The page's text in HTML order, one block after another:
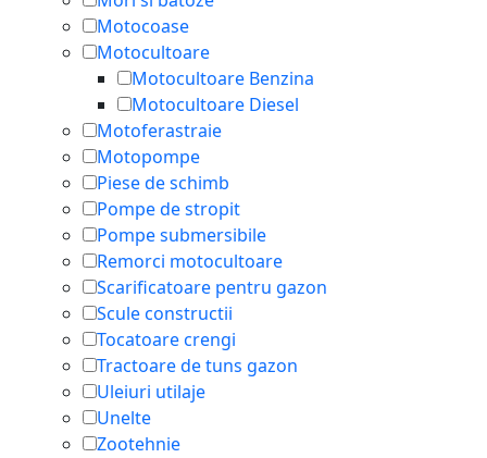
Motocoase
Motocultoare
Motocultoare Benzina
Motocultoare Diesel
Motoferastraie
Motopompe
Piese de schimb
Pompe de stropit
Pompe submersibile
Remorci motocultoare
Scarificatoare pentru gazon
Scule constructii
Tocatoare crengi
Tractoare de tuns gazon
Uleiuri utilaje
Unelte
Zootehnie